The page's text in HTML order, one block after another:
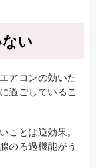
い
アコンの効いた
過ごしているこ
ことは逆効果。
のろ過機能がう